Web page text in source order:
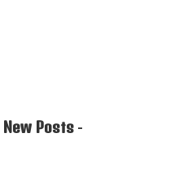
New Posts -